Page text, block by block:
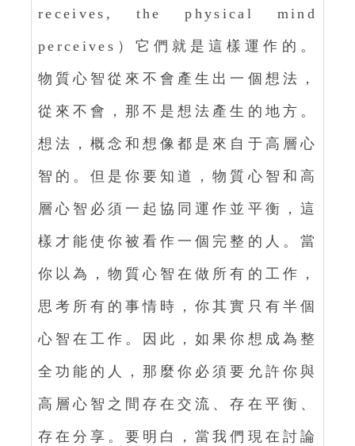
receives, the physical mind
perceives）它們就是這樣運作的。
物質心智從來不會產生出一個想法，
從來不會，那不是想法產生的地方。
想法，概念和想像都是來自于高層心
智的。但是你要知道，物質心智和高
層心智必須一起協同運作並平衡，這
樣才能使你被看作一個完整的人。當
你以為，物質心智在做所有的工作，
思考所有的事情時，你其實只有半個
心智在工作。因此，如果你想成為整
全功能的人，那麼你必須要允許你與
高層心智之間存在交流、存在平衡、
存在分享。要明白，當我們現在討論